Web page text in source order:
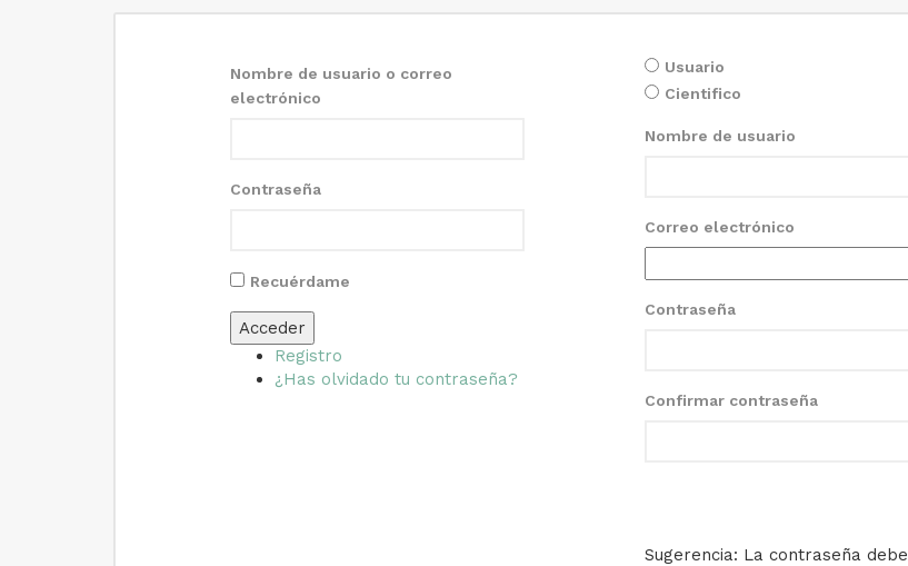
Nombre de usuario o correo
electrónico
Contraseña
Recuérdame
Acceder
Registro
¿Has olvidado tu contraseña?
Usuario
Cientifico
Nombre de usuario
Correo electrónico
Contraseña
Confirmar contraseña
Sugerencia: La contraseña debe